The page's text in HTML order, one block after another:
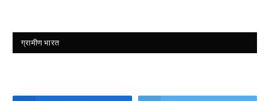
ग्रामीण भारत